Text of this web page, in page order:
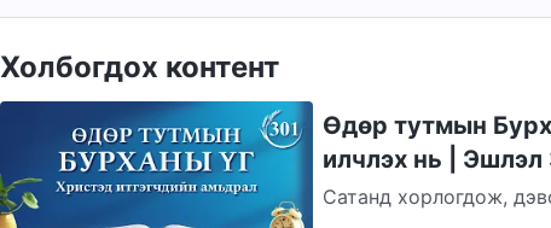
Холбогдох контент
Өдөр тутмын
илчлэх нь | Эшлэл
Сатанд хорлогдож,